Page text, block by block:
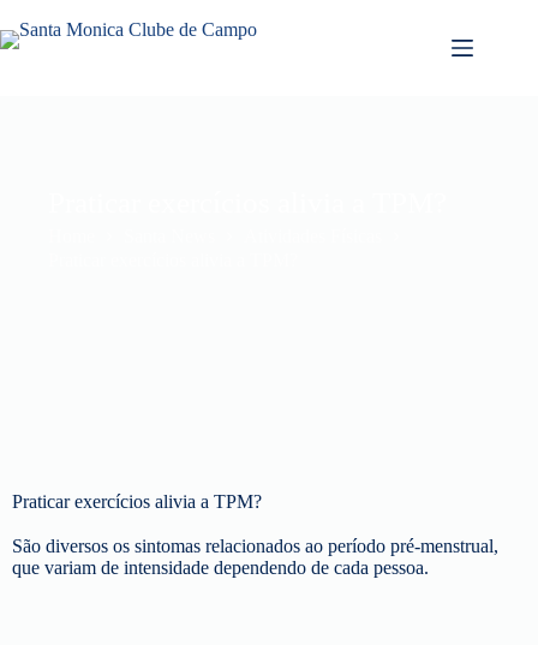
Praticar exercícios alivia a TPM?
São diversos os sintomas relacionados ao período pré-menstrual,
que variam de intensidade dependendo de cada pessoa.